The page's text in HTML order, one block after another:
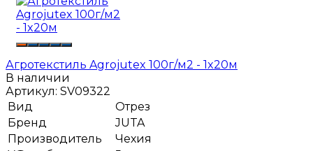
Агротекстиль Agrojutex 100г/м2 - 1x20м
В наличии
Артикул: SV09322
Вид
Отрез
Бренд
JUTA
Производитель
Чехия